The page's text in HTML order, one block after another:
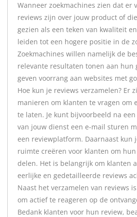
Wanneer zoekmachines zien dat er
reviews zijn over jouw product of
gezien als een teken van kwaliteit
leiden tot een hogere positie in de
Zoekmachines willen namelijk de
relevante resultaten tonen aan hun
geven voorrang aan websites met
Hoe kun je reviews verzamelen? Er
manieren om klanten te vragen om
te laten. Je kunt bijvoorbeeld na
van jouw dienst een e-mail sturen
een reviewplatform. Daarnaast kun
ruimte creëren voor klanten om
delen. Het is belangrijk om klanten
eerlijke en gedetailleerde reviews
Naast het verzamelen van reviews
om actief te reageren op de
Bedank klanten voor hun review,